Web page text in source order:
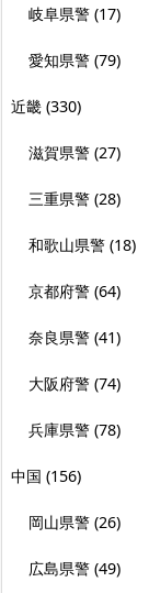
岐阜県警 (17)
愛知県警 (79)
近畿 (330)
滋賀県警 (27)
三重県警 (28)
和歌山県警 (18)
京都府警 (64)
奈良県警 (41)
大阪府警 (74)
兵庫県警 (78)
中国 (156)
岡山県警 (26)
広島県警 (49)